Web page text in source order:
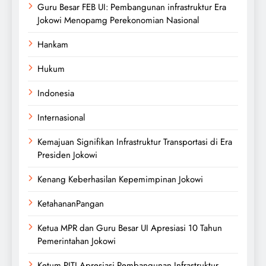
Guru Besar FEB UI: Pembangunan infrastruktur Era
Jokowi Menopamg Perekonomian Nasional
Hankam
Hukum
Indonesia
Internasional
Kemajuan Signifikan Infrastruktur Transportasi di Era
Presiden Jokowi
Kenang Keberhasilan Kepemimpinan Jokowi
KetahananPangan
Ketua MPR dan Guru Besar UI Apresiasi 10 Tahun
Pemerintahan Jokowi